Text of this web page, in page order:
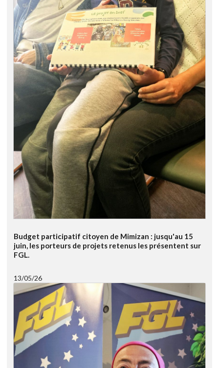
Budget participatif citoyen de Mimizan : jusqu'au 15
juin, les porteurs de projets retenus les présentent sur
FGL.
13/05/26